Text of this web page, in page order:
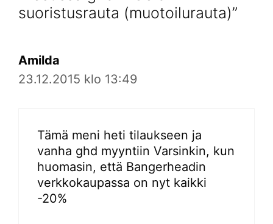
suoristusrauta (muotoilurauta)”
Amilda
23.12.2015 klo 13:49
Tämä meni heti tilaukseen ja
vanha ghd myyntiin Varsinkin, kun
huomasin, että Bangerheadin
verkkokaupassa on nyt kaikki
-20%